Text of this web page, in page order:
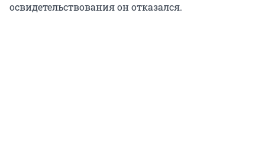
освидетельствования он отказался.